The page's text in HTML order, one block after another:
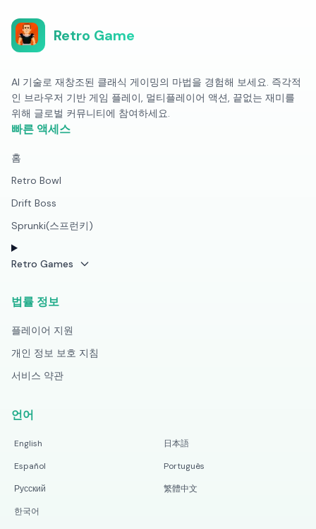
Retro Game
AI 기술로 재창조된 클래식 게이밍의 마법을 경험해 보세요. 즉각적
인 브라우저 기반 게임 플레이, 멀티플레이어 액션, 끝없는 재미를
위해 글로벌 커뮤니티에 참여하세요.
빠른 액세스
홈
Retro Bowl
Drift Boss
Sprunki(스프런키)
Retro Games
법률 정보
플레이어 지원
개인 정보 보호 지침
서비스 약관
언어
English
日本語
Español
Português
Русский
繁體中文
한국어